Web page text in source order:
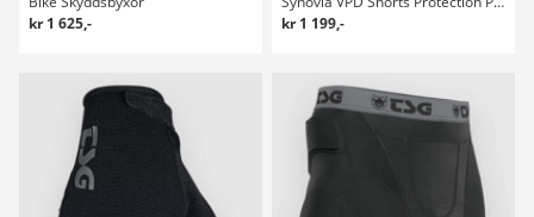
kr 1 625,-
kr 1 199,-